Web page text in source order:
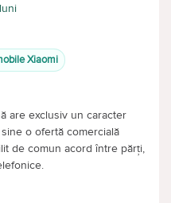
Xiaomi
are exclusiv un caracter
o ofertă comercială
de comun acord între părți,